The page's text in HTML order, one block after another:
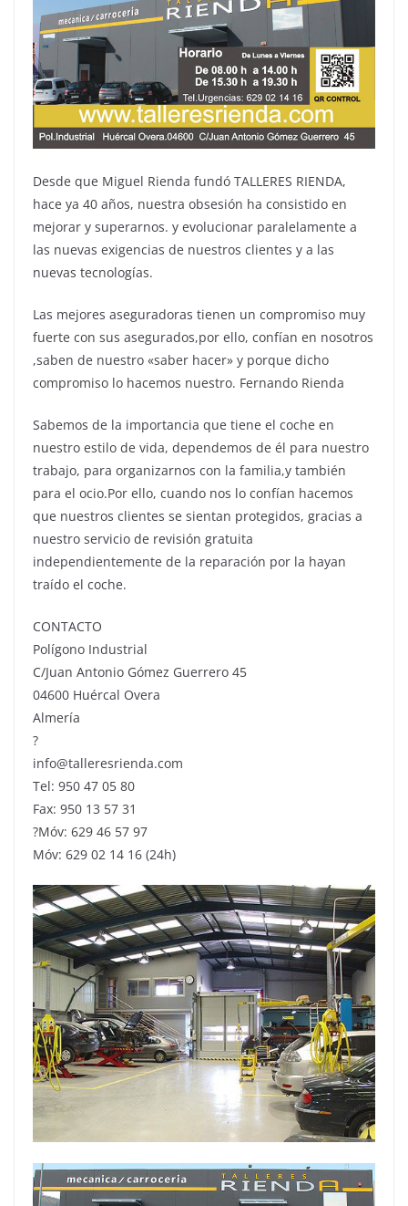
Desde que Miguel Rienda fundó TALLERES RIENDA,
hace ya 40 años, nuestra obsesión ha consistido en
mejorar y superarnos. y evolucionar paralelamente a
las nuevas exigencias de nuestros clientes y a las
nuevas tecnologías.
Las mejores aseguradoras tienen un compromiso muy
fuerte con sus asegurados,por ello, confían en nosotros
,saben de nuestro «saber hacer» y porque dicho
compromiso lo hacemos nuestro. Fernando Rienda
Sabemos de la importancia que tiene el coche en
nuestro estilo de vida, dependemos de él para nuestro
trabajo, para organizarnos con la familia,y también
para el ocio.Por ello, cuando nos lo confían hacemos
que nuestros clientes se sientan protegidos, gracias a
nuestro servicio de revisión gratuita
independientemente de la reparación por la hayan
traído el coche.
CONTACTO
Polígono Industrial
C/Juan Antonio Gómez Guerrero 45
04600 Huércal Overa
Almería
?
info@talleresrienda.com
Tel: 950 47 05 80
Fax: 950 13 57 31
?Móv: 629 46 57 97
Móv: 629 02 14 16 (24h)